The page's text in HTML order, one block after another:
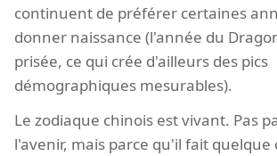
continuent de préférer certaines
donner naissance (l'année du
prisée, ce qui crée d'ailleurs des pics
démographiques mesurables).
Le zodiaque chinois est vivant. Pas
l'avenir, mais parce qu'il fait quelque